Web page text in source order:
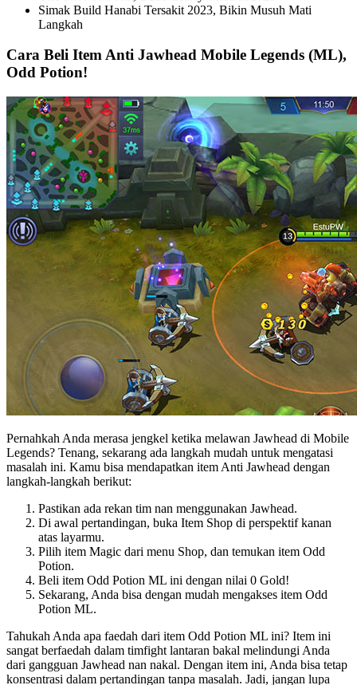
Simak Build Hanabi Tersakit 2023, Bikin Musuh Mati
Langkah
Cara Beli Item Anti Jawhead Mobile Legends (ML),
Odd Potion!
Pernahkah Anda merasa jengkel ketika melawan Jawhead di Mobile
Legends? Tenang, sekarang ada langkah mudah untuk mengatasi
masalah ini. Kamu bisa mendapatkan item Anti Jawhead dengan
langkah-langkah berikut:
Pastikan ada rekan tim nan menggunakan Jawhead.
Di awal pertandingan, buka Item Shop di perspektif kanan
atas layarmu.
Pilih item Magic dari menu Shop, dan temukan item Odd
Potion.
Beli item Odd Potion ML ini dengan nilai 0 Gold!
Sekarang, Anda bisa dengan mudah mengakses item Odd
Potion ML.
Tahukah Anda apa faedah dari item Odd Potion ML ini? Item ini
sangat berfaedah dalam timfight lantaran bakal melindungi Anda
dari gangguan Jawhead nan nakal. Dengan item ini, Anda bisa tetap
konsentrasi dalam pertandingan tanpa masalah. Jadi, jangan lupa